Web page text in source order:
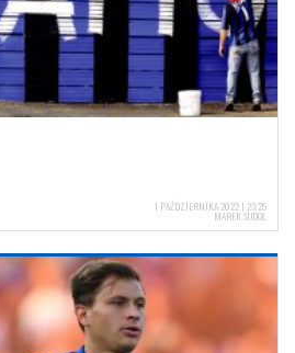
1 PAŹDZIERNIKA 2022 | 23:25
MAREK SUDOŁ